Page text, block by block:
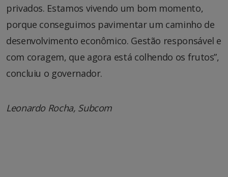
privados. Estamos vivendo um bom momento,
porque conseguimos pavimentar um caminho de
desenvolvimento econômico. Gestão responsável e
com coragem, que agora está colhendo os frutos”,
concluiu o governador.
Leonardo Rocha, Subcom